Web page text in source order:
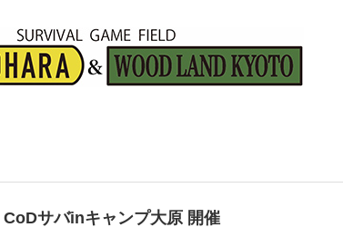
CoDサバinキャンプ大原 開催